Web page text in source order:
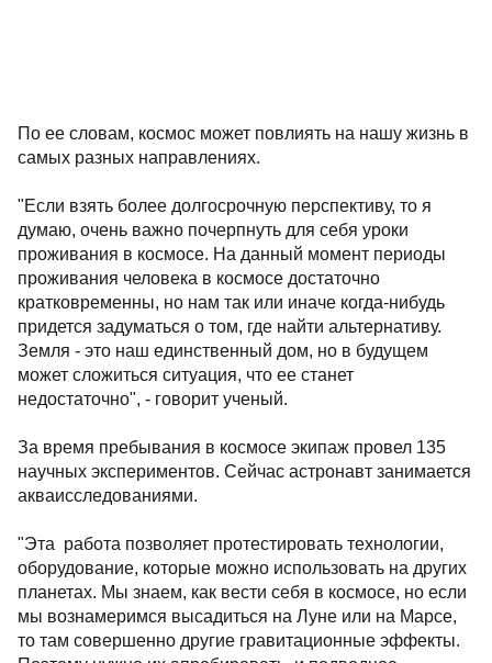
По ее словам, космос может повлиять на нашу жизнь в
самых разных направлениях.
"Если взять более долгосрочную перспективу, то я
думаю, очень важно почерпнуть для себя уроки
проживания в космосе. На данный момент периоды
проживания человека в космосе достаточно
кратковременны, но нам так или иначе когда-нибудь
придется задуматься о том, где найти альтернативу.
Земля - это наш единственный дом, но в будущем
может сложиться ситуация, что ее станет
недостаточно", - говорит ученый.
За время пребывания в космосе экипаж провел 135
научных экспериментов. Сейчас астронавт занимается
акваисследованиями.
"Эта работа позволяет протестировать технологии,
оборудование, которые можно использовать на других
планетах. Мы знаем, как вести себя в космосе, но если
мы вознамеримся высадиться на Луне или на Марсе,
то там совершенно другие гравитационные эффекты.